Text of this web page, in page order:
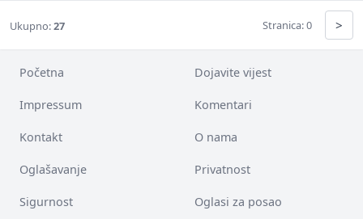
Ukupno:27 Stranica: 0 >
Početna Dojavite vijest
Impressum Komentari
Kontakt O nama
Oglašavanje Privatnost
Sigurnost Oglasi za posao